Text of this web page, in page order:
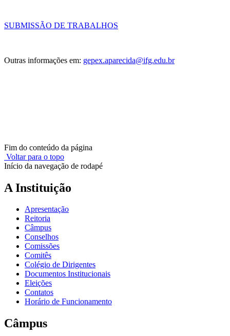
SUBMISSÃO DE TRABALHOS
Outras informações em: gepex.aparecida@ifg.edu.br
Fim do conteúdo da página
Voltar para o topo
Início da navegação de rodapé
A Instituição
Apresentação
Reitoria
Câmpus
Conselhos
Comissões
Comitês
Colégio de Dirigentes
Documentos Institucionais
Eleições
Contatos
Horário de Funcionamento
Câmpus